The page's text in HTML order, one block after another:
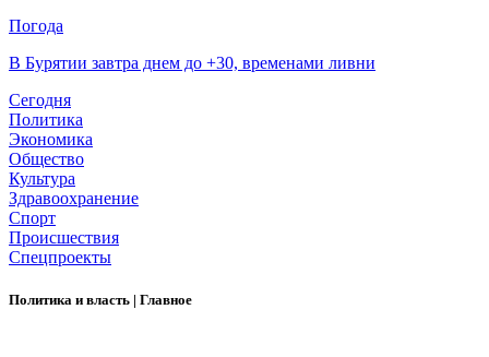
Погода
В Бурятии завтра днем до +30, временами ливни
Сегодня
Политика
Экономика
Общество
Культура
Здравоохранение
Спорт
Происшествия
Спецпроекты
Политика и власть | Главное